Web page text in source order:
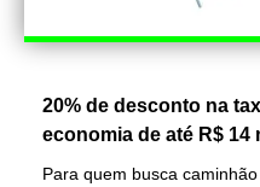
20% de desconto na
economia de até R$ 14
Para quem busca